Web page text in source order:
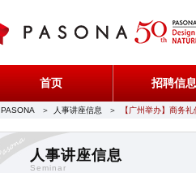
首页 招聘信息
PASONA ＞ 人事讲座信息 ＞ 【广州举办】商务
人事讲座信息
Seminar